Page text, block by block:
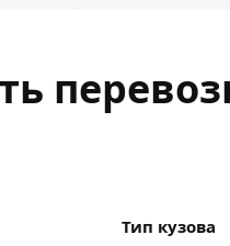
Тип кузова